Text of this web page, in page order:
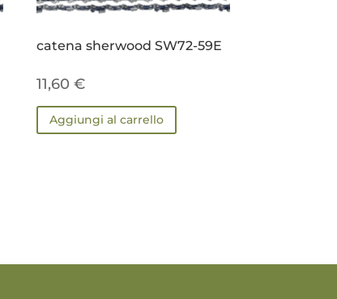
catena sherwood SW72-59E
11,60 €
Aggiungi al carrello